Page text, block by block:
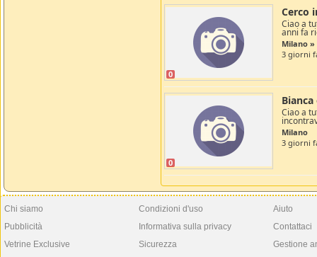
0
Cerco
Ciao a
anni fa
Milano
3 giorni
0
Ciao a
Milano
3 giorni
Chi siamo
Pubblicità
Vetrine Exclusive
Condizioni d'uso
Informativa sulla privacy
Sicurezza
Aiuto
Contattaci
Gestione